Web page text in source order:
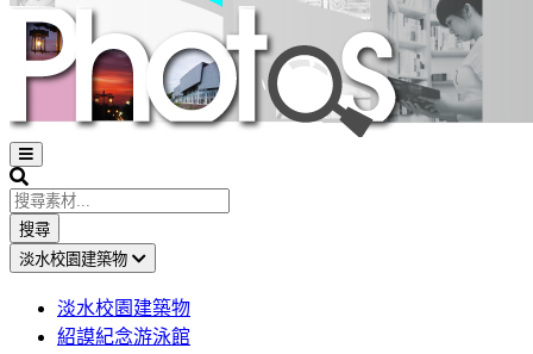
Open
sidebar
Search
搜尋
淡水校園建築物
淡水校園建築物
紹謨紀念游泳館